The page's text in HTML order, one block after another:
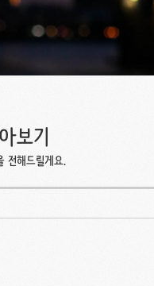
보기
전해드릴게요.